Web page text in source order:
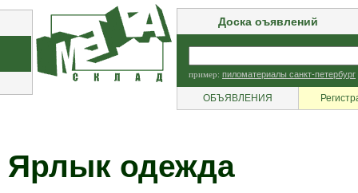
Доска оъявлений
пример: пиломатериалы санкт-петербург
ОБЪЯВЛЕНИЯ
Ярлык одежда